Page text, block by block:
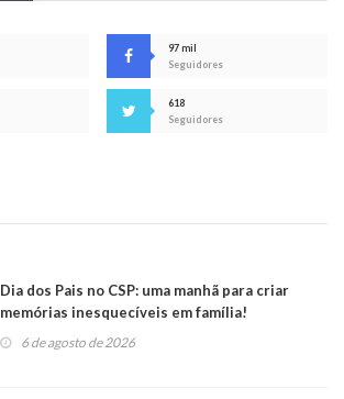
97 mil
Seguidores
618
Seguidores
Dia dos Pais no CSP: uma manhã para criar
memórias inesquecíveis em família!
6 de agosto de 2026